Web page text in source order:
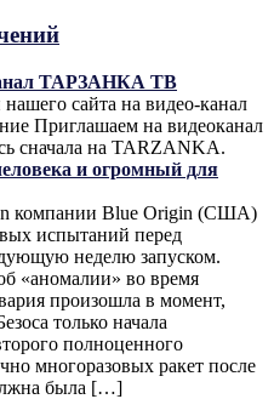
ТАРЗАНКА ТВ
сайта на видео-канал
Приглашаем на видеоканал
сначала на TARZANKA.
и огромный для
компании Blue Origin (США)
испытаний перед
неделю запуском.
«аномалии» во время
произошла в момент,
только начала
полноценного
многоразовых ракет после
была […]